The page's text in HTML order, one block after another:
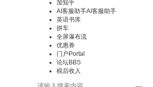
加知乎
AI客服助手AI客服助手
英语书库
拼车
全屏瀑布流
优惠券
门户 Portal
论坛BBS
税后收入